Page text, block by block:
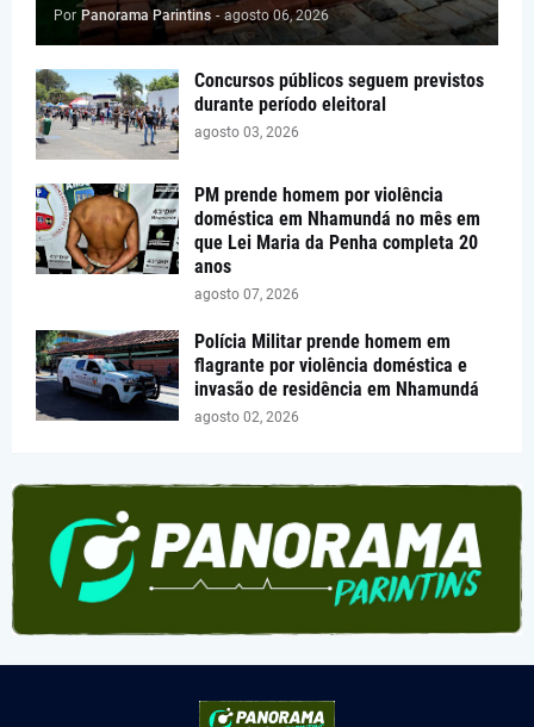
Por Panorama Parintins - agosto 06, 2026
Concursos públicos seguem previstos
durante período eleitoral
agosto 03, 2026
PM prende homem por violência
doméstica em Nhamundá no mês em
que Lei Maria da Penha completa 20
anos
agosto 07, 2026
Polícia Militar prende homem em
flagrante por violência doméstica e
invasão de residência em Nhamundá
agosto 02, 2026